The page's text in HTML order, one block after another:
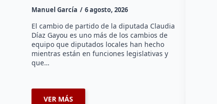
Manuel García 6 agosto, 2026
El cambio de partido de la diputada Claudia
Díaz Gayou es uno más de los cambios de
equipo que diputados locales han hecho
mientras están en funciones legislativas y
que…
VER MÁS